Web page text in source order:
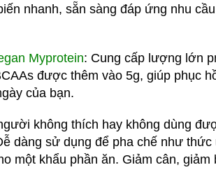
nhanh, sẵn sàng đáp ứng nhu
Myprotein: Cung cấp lượng lớn
được thêm vào 5g, giúp phục
của bạn.
không thích hay không dùng
dàng sử dụng để pha chế như
một khẩu phần ăn. Giảm cân,